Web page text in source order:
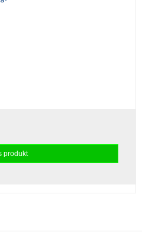
produkt